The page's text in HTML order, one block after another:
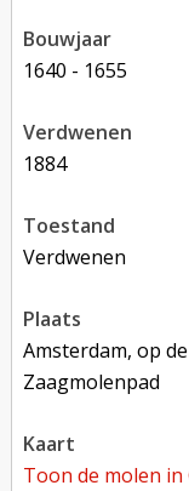
bouwjaar
1640 - 1655
verdwenen
1884
toestand
verdwenen
plaats
Amsterdam, op de hoek van de Buitensingel en het
Zaagmolenpad
kaart
Toon de molen in